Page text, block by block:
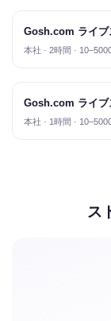
Gosh.com ライブ
本社 · 2時間 ·
Gosh.com ライブ
本社 · 1時間 ·
ス